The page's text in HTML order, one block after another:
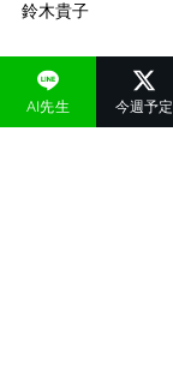
鈴木貴子
AI先生 今週予定